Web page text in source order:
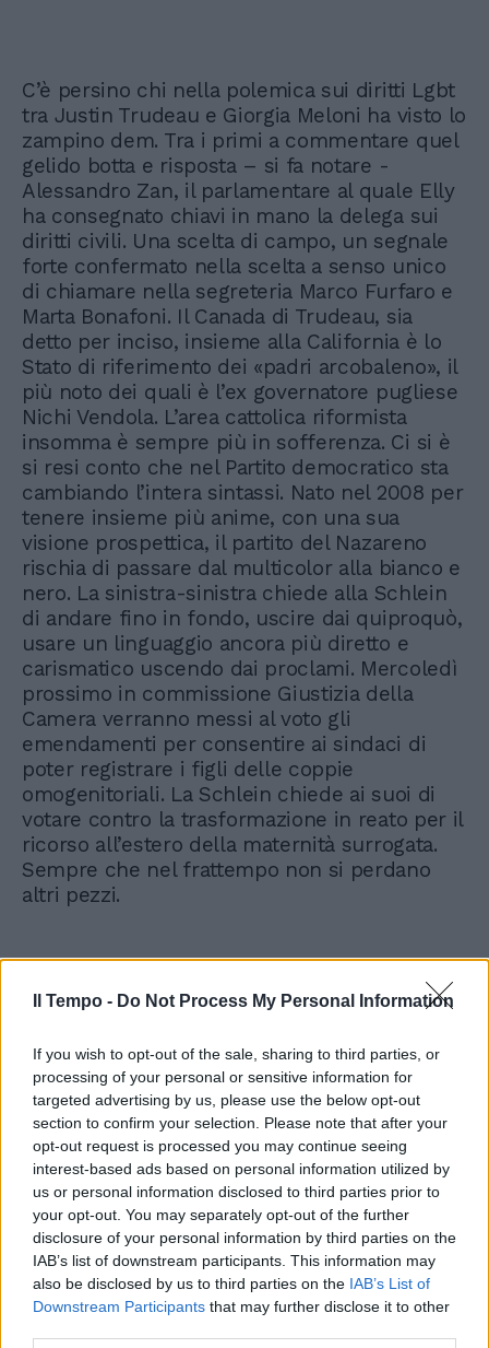
Il Tempo - Do Not Process My Personal Information
If you wish to opt-out of the sale, sharing to third parties, or
processing of your personal or sensitive information for
targeted advertising by us, please use the below opt-out
section to confirm your selection. Please note that after your
opt-out request is processed you may continue seeing
interest-based ads based on personal information utilized by
us or personal information disclosed to third parties prior to
your opt-out. You may separately opt-out of the further
disclosure of your personal information by third parties on the
IAB’s list of downstream participants. This information may
also be disclosed by us to third parties on the IAB’s List of
Downstream Participants that may further disclose it to other
C’è persino chi nella polemica sui diritti Lgbt
tra Justin Trudeau e Giorgia Meloni ha visto lo
zampino dem. Tra i primi a commentare quel
gelido botta e risposta – si fa notare -
Alessandro Zan, il parlamentare al quale Elly
ha consegnato chiavi in mano la delega sui
diritti civili. Una scelta di campo, un segnale
forte confermato nella scelta a senso unico
di chiamare nella segreteria Marco Furfaro e
Marta Bonafoni. Il Canada di Trudeau, sia
detto per inciso, insieme alla California è lo
Stato di riferimento dei «padri arcobaleno», il
più noto dei quali è l’ex governatore pugliese
Nichi Vendola. L’area cattolica riformista
insomma è sempre più in sofferenza. Ci si è
si resi conto che nel Partito democratico sta
cambiando l’intera sintassi. Nato nel 2008 per
tenere insieme più anime, con una sua
visione prospettica, il partito del Nazareno
rischia di passare dal multicolor alla bianco e
nero. La sinistra-sinistra chiede alla Schlein
di andare fino in fondo, uscire dai quiproquò,
usare un linguaggio ancora più diretto e
carismatico uscendo dai proclami. Mercoledì
prossimo in commissione Giustizia della
Camera verranno messi al voto gli
emendamenti per consentire ai sindaci di
poter registrare i figli delle coppie
omogenitoriali. La Schlein chiede ai suoi di
votare contro la trasformazione in reato per il
ricorso all’estero della maternità surrogata.
Sempre che nel frattempo non si perdano
altri pezzi.
Schlein sta con gli odiatori:
"Roccella? Governo
autoritario"